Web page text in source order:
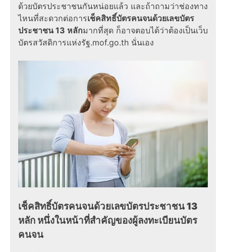
ด้วยบัตรประชาชนกันหน่อยแล้ว และถ้าถามว่าช่องทาง
ไหนที่สะดวกต่อการเช็คสิทธิ์บัตรคนจนด้วยเลขบัตร
ประชาชน 13 หลักมากที่สุด ก็อาจตอบได้ว่าต้องเป็นเว็บ
บัตรสวัสดิการแห่งรัฐ.mof.go.th นั่นเอง
เช็คสิทธิ์บัตรคนจนด้วยเลขบัตรประชาชน 13
หลัก หนึ่งในหน้าที่สำคัญของผู้ลงทะเบียนบัตร
คนจน